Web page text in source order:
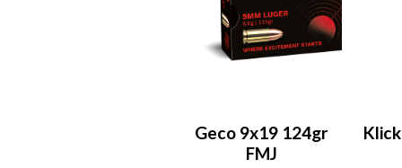
Geco 9x19 124gr
FMJ